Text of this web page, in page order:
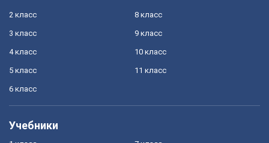
2 класс
3 класс
4 класс
5 класс
6 класс
8 класс
9 класс
10 класс
11 класс
Учебники